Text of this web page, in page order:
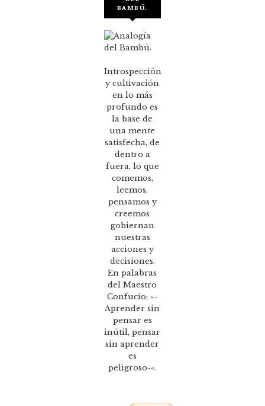
BAMBÚ.
Introspección
y cultivación
en lo más
profundo es
la base de
una mente
satisfecha, de
dentro a
fuera, lo que
comemos,
leemos,
pensamos y
creemos
gobiernan
nuestras
acciones y
decisiones.
En palabras
del Maestro
Confucio; «-
Aprender sin
pensar es
inútil, pensar
sin aprender
es
peligroso-«.